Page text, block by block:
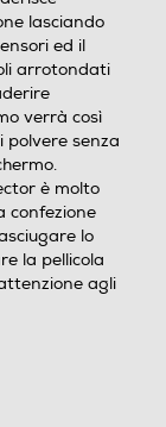
lasciando
ed il
arrotondati
verrà così
senza
è molto
confezione
lo
la pellicola
agli